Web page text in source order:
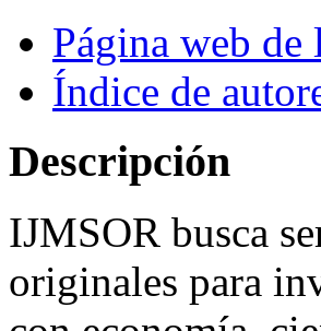
Página web de
Índice de
Descripción
IJMSOR busca
originales para